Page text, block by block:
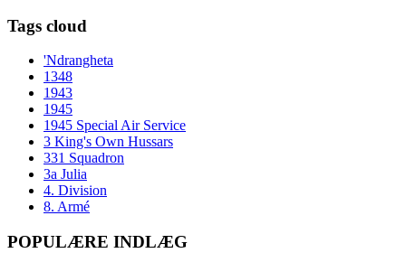
Tags cloud
'Ndrangheta
1348
1943
1945
1945 Special Air Service
3 King's Own Hussars
331 Squadron
3a Julia
4. Division
8. Armé
POPULÆRE INDLÆG